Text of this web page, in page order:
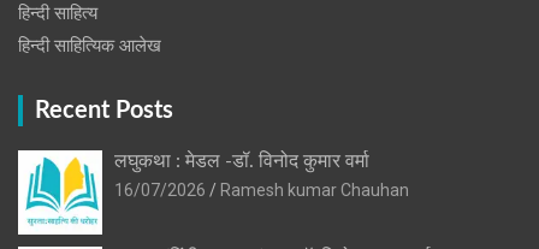
हिन्दी साहित्य
हिन्दी साहित्यिक आलेख
Recent Posts
लघुकथा : मेडल -डॉ. विनोद कुमार वर्मा
16/07/2026
Ramesh kumar Chauhan